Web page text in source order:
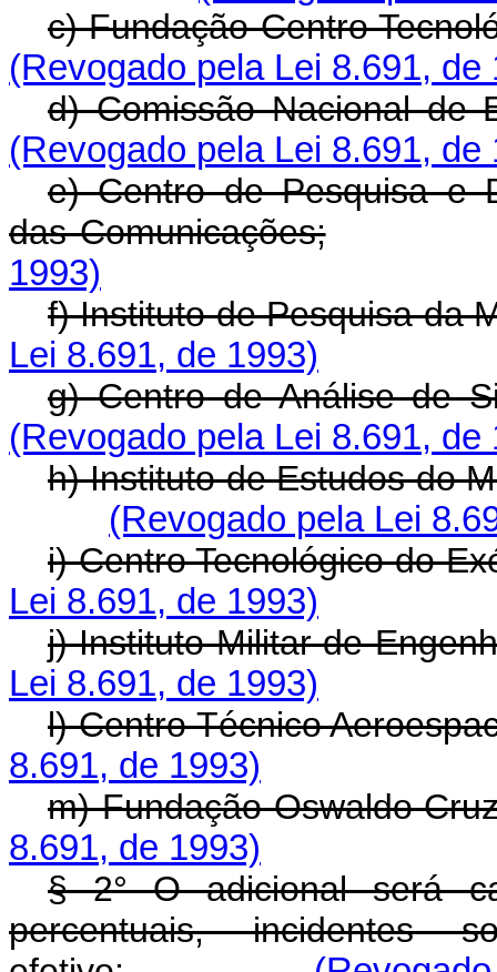
c) Fundação Centro
(Revogado pela Lei 8.691, de
d) Comissão Nacional de
(Revogado pela Lei 8.691, de
e) Centro de Pesquisa e
das Comunicações;
1993)
f) Instituto de Pesquisa da
Lei 8.691, de 1993)
g) Centro de Análise de
(Revogado pela Lei 8.691, de
h) Instituto de Estudos do
(Revogado pela Lei
i) Centro Tecnológico do
Lei 8.691, de 1993)
j) Instituto Militar de
Lei 8.691, de 1993)
l) Centro Técnico
8.691, de 1993)
m) Fundação Oswaldo
8.691, de 1993)
§ 2° O adicional será
percentuais, incidentes